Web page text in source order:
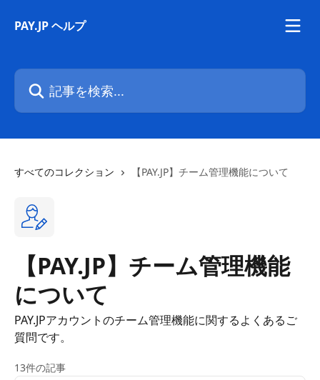
PAY.JP ヘルプ
記事を検索...
すべてのコレクション 【PAY.JP】チーム管理機能について
【PAY.JP】チーム管理機能
について
PAY.JPアカウントのチーム管理機能に関するよくあるご
質問です。
13件の記事